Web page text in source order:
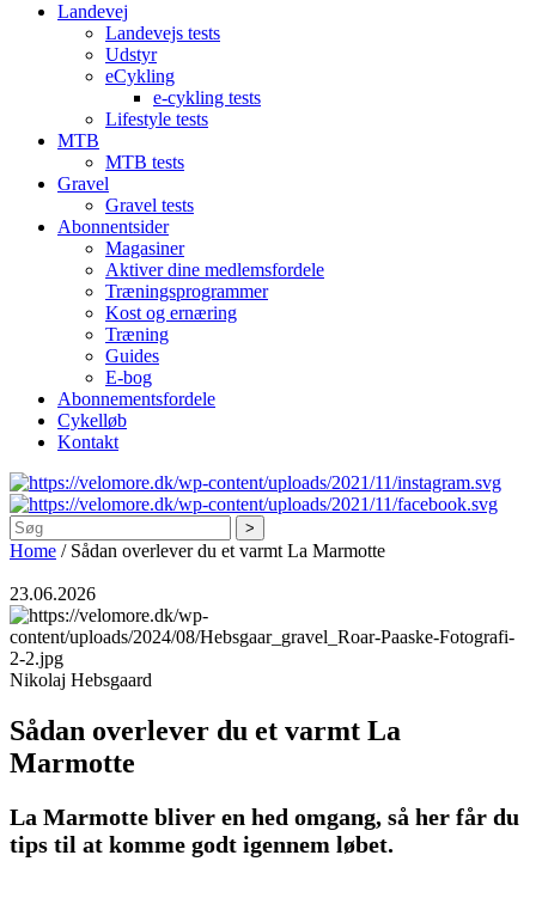
Landevej
Landevejs tests
Udstyr
eCykling
e-cykling tests
Lifestyle tests
MTB
MTB tests
Gravel
Gravel tests
Abonnentsider
Magasiner
Aktiver dine medlemsfordele
Træningsprogrammer
Kost og ernæring
Træning
Guides
E-bog
Abonnementsfordele
Cykelløb
Kontakt
Søg
Home / Sådan overlever du et varmt La Marmotte
23.06.2026
Nikolaj Hebsgaard
Sådan overlever du et varmt La
Marmotte
La Marmotte bliver en hed omgang, så her får du
tips til at komme godt igennem løbet.